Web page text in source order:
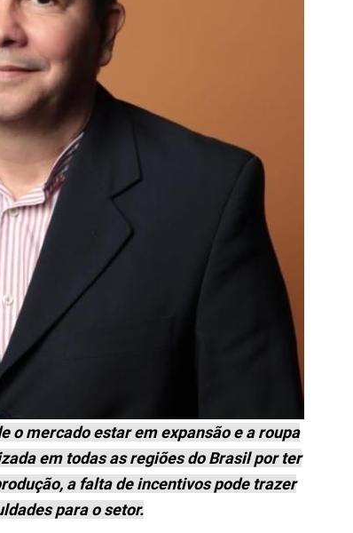
o mercado estar em expansão e a roupa
em todas as regiões do Brasil por ter
a falta de incentivos pode trazer
para o setor.